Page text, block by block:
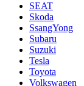
SEAT
Skoda
SsangYong
Subaru
Suzuki
Tesla
Toyota
Volkswagen